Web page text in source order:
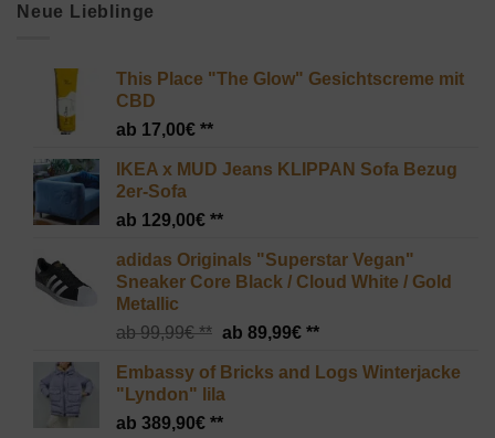
Neue Lieblinge
This Place "The Glow" Gesichtscreme mit
CBD
17,00€
IKEA x MUD Jeans KLIPPAN Sofa Bezug
2er-Sofa
129,00€
adidas Originals "Superstar Vegan"
Sneaker Core Black / Cloud White / Gold
Metallic
99,99€
Ursprünglicher
war:
99,99€
89,99€
Aktueller
ist:
Embassy of Bricks and Logs Winterjacke
"Lyndon" lila
389,90€